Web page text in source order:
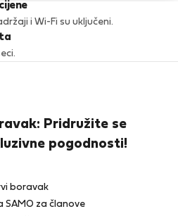
i Wi-Fi su uključeni.
Pridružite se
pogodnosti!
boravak
SAMO za članove